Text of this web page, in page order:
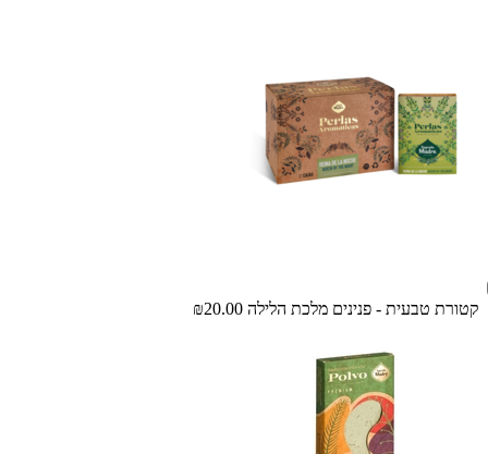
קטורת טבעית - פנינים מלכת הלילה ₪20.00